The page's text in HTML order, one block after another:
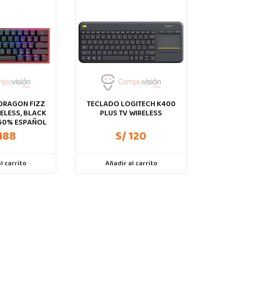
FIZZ
BLACK
ESPAÑOL
carrito
TECLADO LOGITECH K400
PLUS TV WIRELESS
S/ 120
Añadir al carrito